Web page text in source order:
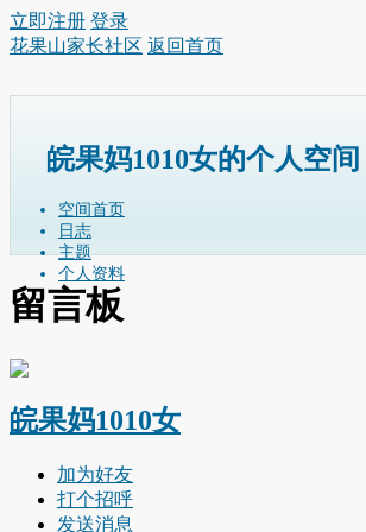
立即注册 登录
花果山家长社区 返回首页
皖果妈1010女的个人空间
空间首页
日志
主题
个人资料
留言板
皖果妈1010女
加为好友
打个招呼
发送消息